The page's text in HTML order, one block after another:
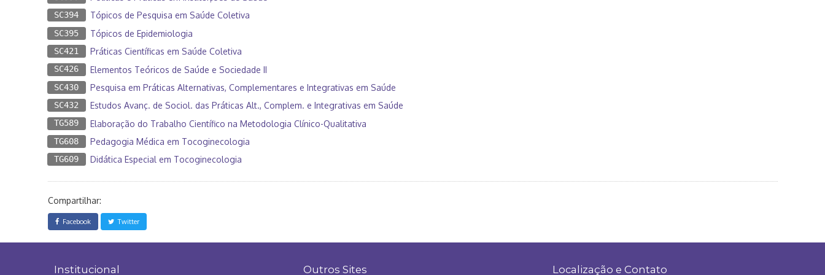
SC394 Tópicos de Pesquisa em Saúde Coletiva
SC395 Tópicos de Epidemiologia
SC421 Práticas Científicas em Saúde Coletiva
SC426 Elementos Teóricos de Saúde e Sociedade II
SC430 Pesquisa em Práticas Alternativas, Complementares e Integrativas em Saúde
SC432 Estudos Avanç. de Sociol. das Práticas Alt., Complem. e Integrativas em Saúde
TG589 Elaboração do Trabalho Científico na Metodologia Clínico-Qualitativa
TG608 Pedagogia Médica em Tocoginecologia
TG609 Didática Especial em Tocoginecologia
Compartilhar:
Facebook Twitter
Institucional Outros Sites Localização e Contato